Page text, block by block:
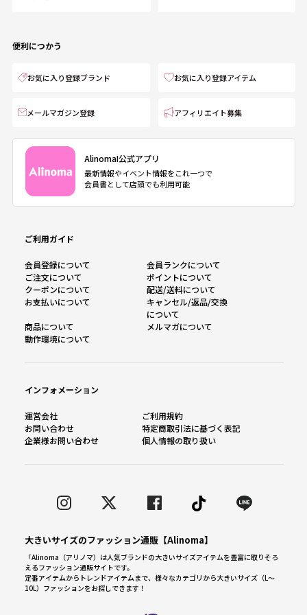
便利につかう
お気に入り登録ブランド お気に入り登録アイテム
メールマガジン登録 アフィリエイト募集
AlinomaI公式アプリ
最新情報やイベント情報をこれ一つで
会員書として店頭でも利用可能
ご利用ガイド
会員登録について
会員ランクについて
ご注文について
ポイントについて
クーポンについて
配送/送料について
お支払いについて
キャンセル/返品/交換
について
商品について
メルマガについて
動作環境について
インフォメーション
運営会社
ご利用規約
お問い合わせ
特定商取引法に基づく表記
企業様お問い合わせ
個人情報の取り扱い
大きいサイズのファッション通販【Alinoma】
「Alinoma（アリノマ）は人気ブランドの大きいサイズアイテムを豊富に取りそろ
えるファッション通販サイトです。
定番アイテムからトレンドアイテムまで、様々なカテゴリから大きいサイズ（L～
10L）ファッションをお探しできます！